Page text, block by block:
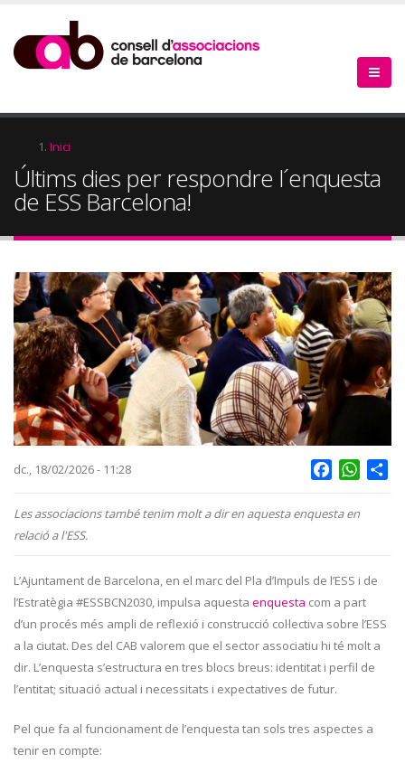
contingut
d'Ariadna
Inici
Últims dies per respondre l´enquesta
de ESS Barcelona!
dc., 18/02/2026 - 11:28 Facebook
Les associacions també tenim molt a dir en aquesta enquesta en
relació a l'ESS.
L’Ajuntament de Barcelona, en el marc del Pla d’Impuls de l’ESS i de
l’Estratègia #ESSBCN2030, impulsa aquesta enquesta com a part
d’un procés més ampli de reflexió i construcció col·lectiva sobre l’ESS
a la ciutat. Des del CAB valorem que el sector associatiu hi té molt a
dir. L’enquesta s’estructura en tres blocs breus: identitat i perfil de
l’entitat; situació actual i necessitats i expectatives de futur.
Pel que fa al funcionament de l’enquesta tan sols tres aspectes a
tenir en compte: